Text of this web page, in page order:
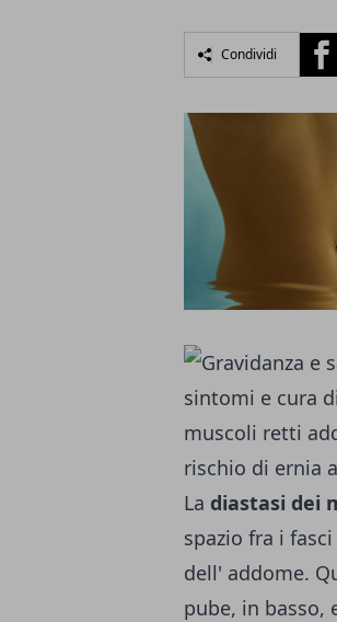
Condividi
La diastasi dei
spazio fra i
dell' addome.
pube, in basso,